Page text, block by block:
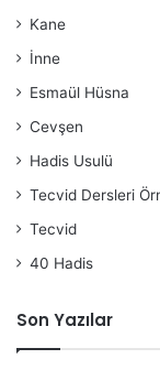
Kane
İnne
Esmaül Hüsna
Cevşen
Hadis Usulü
Tecvid Dersleri
Tecvid
40 Hadis
Son Yazılar